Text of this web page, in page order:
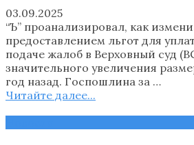
03.09.2025
“Ъ” проанализировал, как
предоставлением льгот для
подаче жалоб в Верховный суд
значительного увеличения
год назад. Госпошлина за …
Читайте далее...